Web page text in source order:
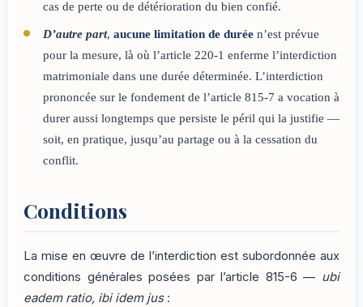
cas de perte ou de détérioration du bien confié.
D’autre part, aucune limitation de duréen’est prévue
pour la mesure, là où l’article 220-1 enferme l’interdiction
matrimoniale dans une durée déterminée. L’interdiction
prononcée sur le fondement de l’article 815-7 a vocation à
durer aussi longtemps que persiste le péril qui la justifie —
soit, en pratique, jusqu’au partage ou à la cessation du
conflit.
Conditions
La mise en œuvre de l’interdiction est subordonnée aux
conditions générales posées par l’article 815-6 — ubi
eadem ratio, ibi idem jus: